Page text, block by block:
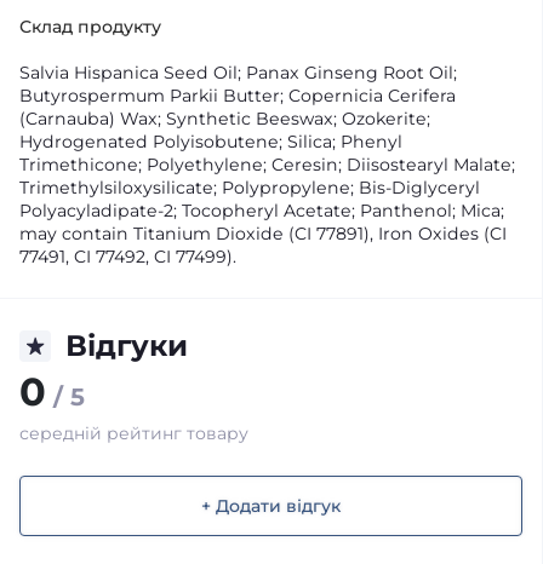
Склад продукту
Salvia Hispanica Seed Oil; Panax Ginseng Root Oil;
Butyrospermum Parkii Butter; Copernicia Cerifera
(Carnauba) Wax; Synthetic Beeswax; Ozokerite;
Hydrogenated Polyisobutene; Silica; Phenyl
Trimethicone; Polyethylene; Ceresin; Diisostearyl Malate;
Trimethylsiloxysilicate; Polypropylene; Bis-Diglyceryl
Polyacyladipate-2; Tocopheryl Acetate; Panthenol; Mica;
may contain Titanium Dioxide (CI 77891), Iron Oxides (CI
77491, CI 77492, CI 77499).
Відгуки
0 / 5
середній рейтинг товару
+ Додати відгук